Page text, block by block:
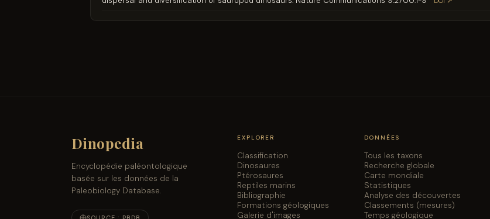
Dinopedia
Encyclopédie paléontologique
basée sur les données de la
Paleobiology Database.
EXPLORER
Classification
Dinosaures
Ptérosaures
Reptiles marins
Bibliographie
Formations géologiques
Galerie d'images
DONNÉES
Tous les taxons
Recherche globale
Carte mondiale
Statistiques
Analyse des découvertes
Classements (mesures)
Temps géologique